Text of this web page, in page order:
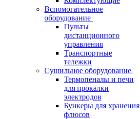
Вспомогательное
оборудование
Пульты
дистанционного
управления
Транспортные
тележки
Сушильное оборудование
Термопеналы и печи
для прокалки
электродов
Бункеры для хранения
флюсов